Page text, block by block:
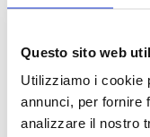
Questo sito web
Utilizziamo i cookie
annunci, per fornire
analizzare il nostro
30